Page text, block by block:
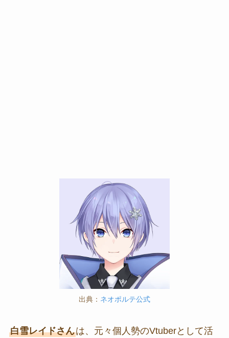
出典： ネオポルテ公式
白雪レイドさんは、元々個人勢のVtuberとして活